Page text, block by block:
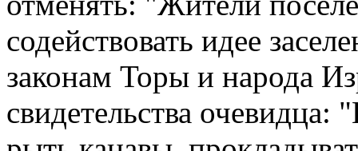
содействовать идее
законам Торы и народа
свидетельства